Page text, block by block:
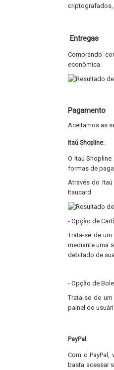
criptografados,
Entregas
Comprando
econômica.
Pagamento
Aceitamos as
Itaú Shopline:
O Itaú
formas de
Através do
Itaucard.
- Opção de
Trata-se de
mediante uma
debitado de
- Opção de
Trata-se de
painel do
PayPal:
Com o
basta acessar